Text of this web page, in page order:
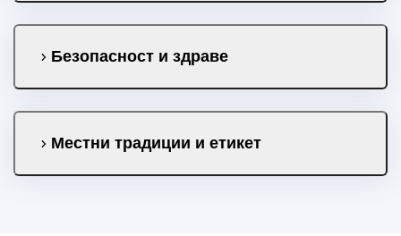
Безопасност и здраве
Местни традиции и етикет